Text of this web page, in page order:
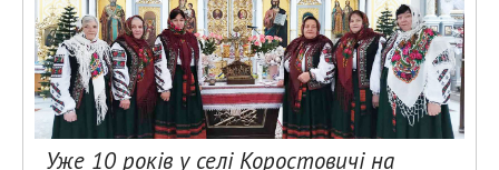
Уже 10 років у селі Коростовичі на